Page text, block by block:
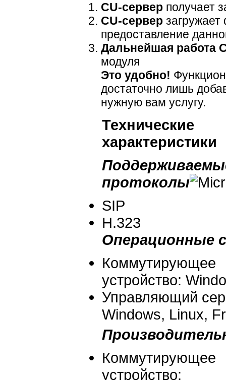
CU-сервер получает
CU-сервер
предоставление
Дальнейшая работа
модуля
Это удобно!
достаточно лишь
нужную вам услугу.
Технические
характеристики
протоколы
SIP
Н.323
Операционные
Коммутирующее
устройство:
Управляющий
Windows, Linux,
Коммутирующее
устройство: